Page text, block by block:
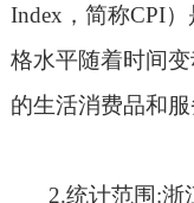
Index ，简称CPI）
格水平随着时间
的生活消费品和
2.统计范围:浙